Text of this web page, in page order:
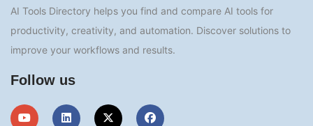
AI Tools Directory helps you find and compare AI tools for
productivity, creativity, and automation. Discover solutions to
improve your workflows and results.
Follow us